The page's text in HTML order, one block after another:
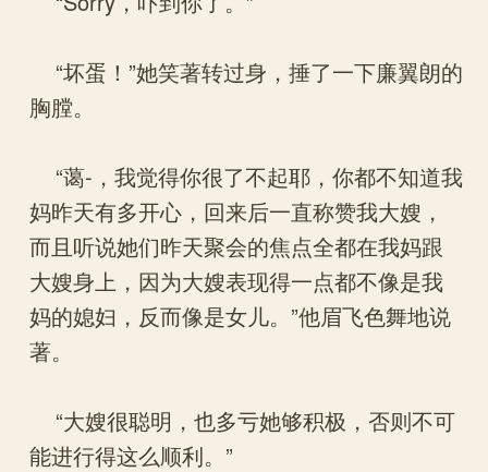
“坏蛋！”她笑著转过身，捶了一下廉翼朗的
胸膛。
“蔼-，我觉得你很了不起耶，你都不知道我
妈昨天有多开心，回来后一直称赞我大嫂，
而且听说她们昨天聚会的焦点全都在我妈跟
大嫂身上，因为大嫂表现得一点都不像是我
妈的媳妇，反而像是女儿。”他眉飞色舞地说
著。
“大嫂很聪明，也多亏她够积极，否则不可
能进行得这么顺利。”